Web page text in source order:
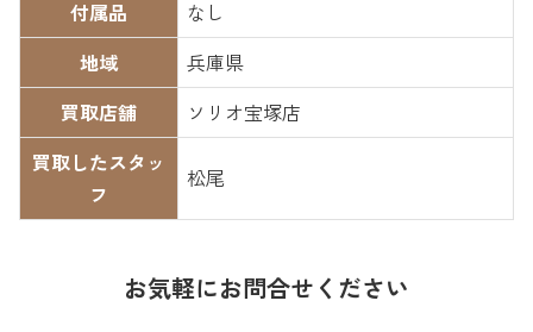
付属品
なし
地域
兵庫県
買取店舗
ソリオ宝塚店
買取したスタッ
フ
松尾
お気軽にお問合せください